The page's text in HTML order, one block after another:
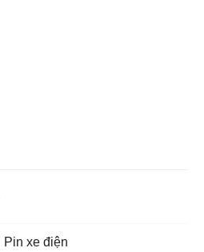
pin xe điện